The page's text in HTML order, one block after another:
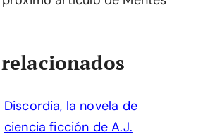
Discordia, la novela de
ciencia ficción de A.J.